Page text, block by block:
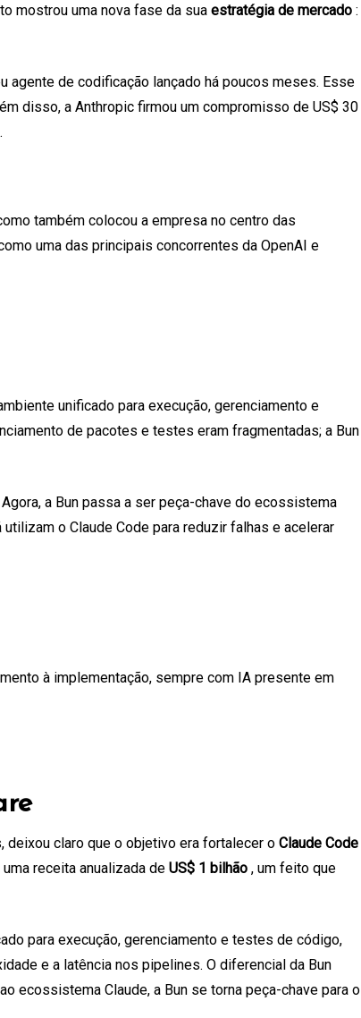
mostrou uma nova fase da sua estratégia de mercado :
agente de codificação lançado há poucos meses. Esse
disso, a Anthropic firmou um compromisso de US$ 30
também colocou a empresa no centro das
uma das principais concorrentes da OpenAI e
unificado para execução, gerenciamento e
de pacotes e testes eram fragmentadas; a Bun
a Bun passa a ser peça-chave do ecossistema
o Claude Code para reduzir falhas e acelerar
à implementação, sempre com IA presente em
deixou claro que o objetivo era fortalecer o Claude Code
receita anualizada de US$ 1 bilhão , um feito que
para execução, gerenciamento e testes de código,
e a latência nos pipelines. O diferencial da Bun
ecossistema Claude, a Bun se torna peça-chave para o